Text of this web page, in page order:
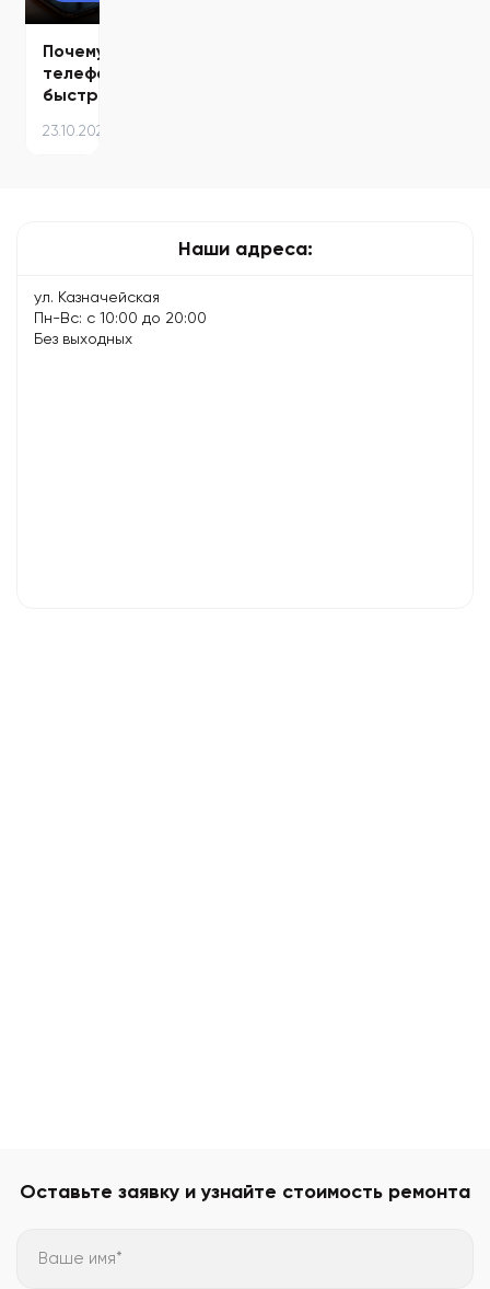
инструкция…
Почему
телефон
быстро
и
23.10.2025
Наши адреса:
ул. Казначейская
Пн-Вс: с 10:00 до 20:00
Без выходных
Оставьте заявку и узнайте стоимость ремонта
Ваше имя*